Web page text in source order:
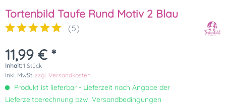
Tortenbild Taufe Rund Motiv 2 Blau
(5)
11,99 € *
Inhalt: 1 Stück
inkl. MwSt. zzgl. Versandkosten
Produkt ist lieferbar - Lieferzeit nach Angabe der
Lieferzeitberechnung bzw. Versandbedingungen